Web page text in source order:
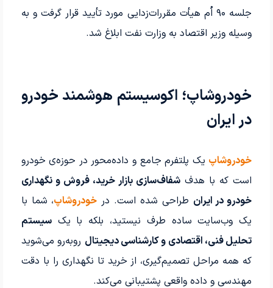
جلسه ۹۰ اُم هیأت مقررات‌زدایی مورد تأیید قرار گرفت و به
وسیله وزیر اقتصاد به وزارت نفت ابلاغ شد.
خودروشاپ؛ اکوسیستم هوشمند خودرو
در ایران
خودروشاپ یک پلتفرم جامع و داده‌محور در حوزه‌ی خودرو
است که با هدف شفاف‌سازی بازار خرید، فروش و نگهداری
خودرو در ایران طراحی شده است. در خودروشاپ، شما با
یک وب‌سایت ساده طرف نیستید، بلکه با یکسیستم
تحلیل فنی، اقتصادی و کارشناسی دیجیتال روبه‌رو می‌شوید
که همه مراحل تصمیم‌گیری، از خرید تا نگهداری را با دقت
مهندسی و داده واقعی پشتیبانی می‌کند.